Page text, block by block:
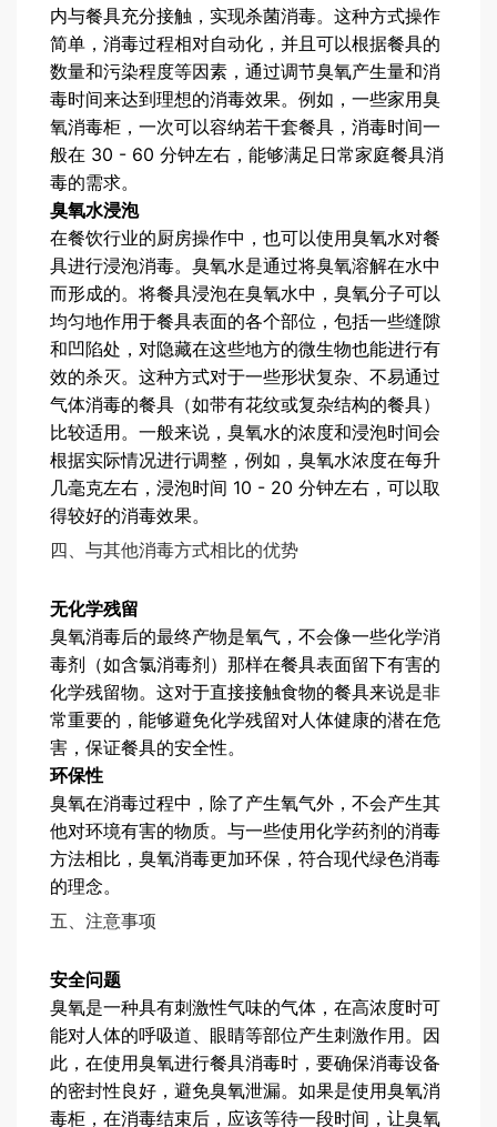
内与餐具充分接触，实现杀菌消毒。这种方式操作
简单，消毒过程相对自动化，并且可以根据餐具的
数量和污染程度等因素，通过调节臭氧产生量和消
毒时间来达到理想的消毒效果。例如，一些家用臭
氧消毒柜，一次可以容纳若干套餐具，消毒时间一
般在 30 - 60 分钟左右，能够满足日常家庭餐具消
毒的需求。
臭氧水浸泡
在餐饮行业的厨房操作中，也可以使用臭氧水对餐
具进行浸泡消毒。臭氧水是通过将臭氧溶解在水中
而形成的。将餐具浸泡在臭氧水中，臭氧分子可以
均匀地作用于餐具表面的各个部位，包括一些缝隙
和凹陷处，对隐藏在这些地方的微生物也能进行有
效的杀灭。这种方式对于一些形状复杂、不易通过
气体消毒的餐具（如带有花纹或复杂结构的餐具）
比较适用。一般来说，臭氧水的浓度和浸泡时间会
根据实际情况进行调整，例如，臭氧水浓度在每升
几毫克左右，浸泡时间 10 - 20 分钟左右，可以取
得较好的消毒效果。
四、与其他消毒方式相比的优势
无化学残留
臭氧消毒后的最终产物是氧气，不会像一些化学消
毒剂（如含氯消毒剂）那样在餐具表面留下有害的
化学残留物。这对于直接接触食物的餐具来说是非
常重要的，能够避免化学残留对人体健康的潜在危
害，保证餐具的安全性。
环保性
臭氧在消毒过程中，除了产生氧气外，不会产生其
他对环境有害的物质。与一些使用化学药剂的消毒
方法相比，臭氧消毒更加环保，符合现代绿色消毒
的理念。
五、注意事项
安全问题
臭氧是一种具有刺激性气味的气体，在高浓度时可
能对人体的呼吸道、眼睛等部位产生刺激作用。因
此，在使用臭氧进行餐具消毒时，要确保消毒设备
的密封性良好，避免臭氧泄漏。如果是使用臭氧消
毒柜，在消毒结束后，应该等待一段时间，让臭氧